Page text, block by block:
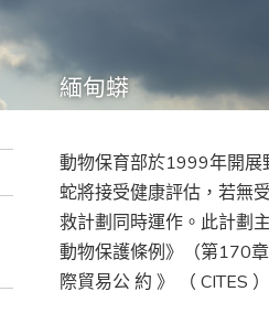
緬甸蟒
動物保育部於1999年開展
蛇將接受健康評估，若無
救計劃同時運作。此計劃
動物保護條例》（第170
際貿易公 約 》 （ CITES